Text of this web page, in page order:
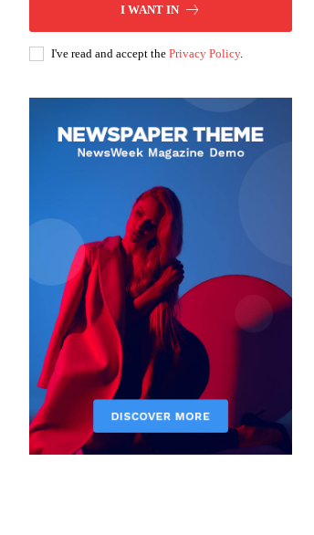
I WANT IN
I've read and accept the Privacy Policy.